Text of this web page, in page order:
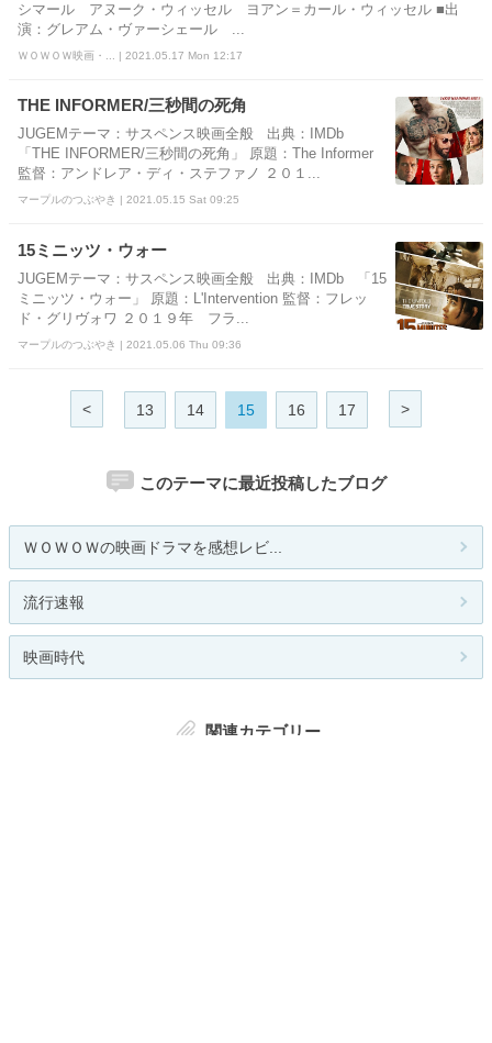
シマール アヌーク・ウィッセル ヨアン＝カール・ウィッセル ■出
演：グレアム・ヴァーシェール ...
ＷＯＷＯＷ映画・... | 2021.05.17 Mon 12:17
THE INFORMER/三秒間の死角
JUGEMテーマ：サスペンス映画全般 出典：IMDb
「THE INFORMER/三秒間の死角」 原題：The Informer
監督：アンドレア・ディ・ステファノ ２０１...
マープルのつぶやき | 2021.05.15 Sat 09:25
15ミニッツ・ウォー
JUGEMテーマ：サスペンス映画全般 出典：IMDb 「15
ミニッツ・ウォー」 原題：L'Intervention 監督：フレッ
ド・グリヴォワ ２０１９年 フラ...
マープルのつぶやき | 2021.05.06 Thu 09:36
< 13 14 15 16 17 >
このテーマに最近投稿したブログ
ＷＯＷＯＷの映画ドラマを感想レビ...
流行速報
映画時代
関連カテゴリー